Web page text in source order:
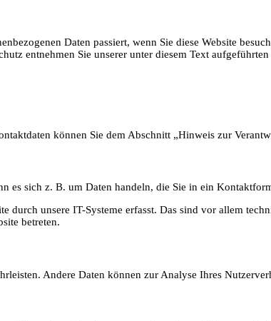
Daten passiert, wenn Sie diese Website
entnehmen Sie unserer unter diesem Text
können Sie dem Abschnitt „Hinweis zur
es sich z. B. um Daten handeln, die Sie in ein
unsere IT-Systeme erfasst. Das sind vor allem
betreten.
Andere Daten können zur Analyse Ihres